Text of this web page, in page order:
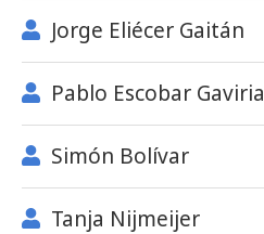
Jorge Eliécer Gaitán
Pablo Escobar Gaviria
Simón Bolívar
Tanja Nijmeijer